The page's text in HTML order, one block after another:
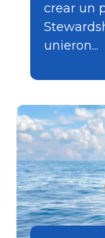
crear un
unieron...